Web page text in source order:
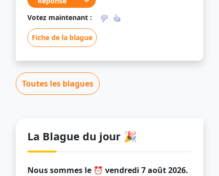
Votez maintenant :
Fiche de la blague
Toutes les blagues
La Blague du jour 🎉
Nous sommes le ⏰ vendredi 7 août 2026.